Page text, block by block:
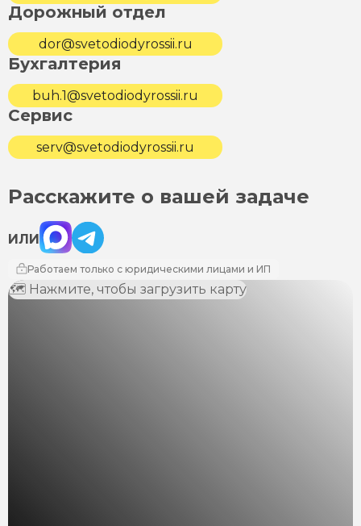
Дорожный отдел
dor@svetodiodyrossii.ru
Бухгалтерия
buh.1@svetodiodyrossii.ru
Сервис
serv@svetodiodyrossii.ru
Расскажите о вашей задаче
ИЛИ
Max Telegram
Работаем только с юридическими лицами и ИП
🗺 Нажмите, чтобы загрузить карту